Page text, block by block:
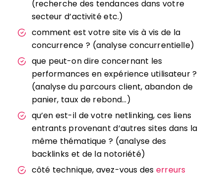
(recherche des tendances dans votre
secteur d’activité etc.)
comment est votre site vis à vis de la
concurrence ? (analyse concurrentielle)
que peut-on dire concernant les
performances en expérience utilisateur ?
(analyse du parcours client, abandon de
panier, taux de rebond…)
qu’en est-il de votre netlinking, ces liens
entrants provenant d’autres sites dans la
même thématique ? (analyse des
backlinks et de la notoriété)
côté technique, avez-vous deserreurs